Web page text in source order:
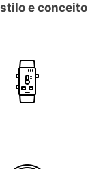
e conceito